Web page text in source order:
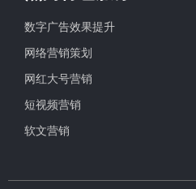
数字广告效果提升
网络营销策划
网红大号营销
短视频营销
软文营销